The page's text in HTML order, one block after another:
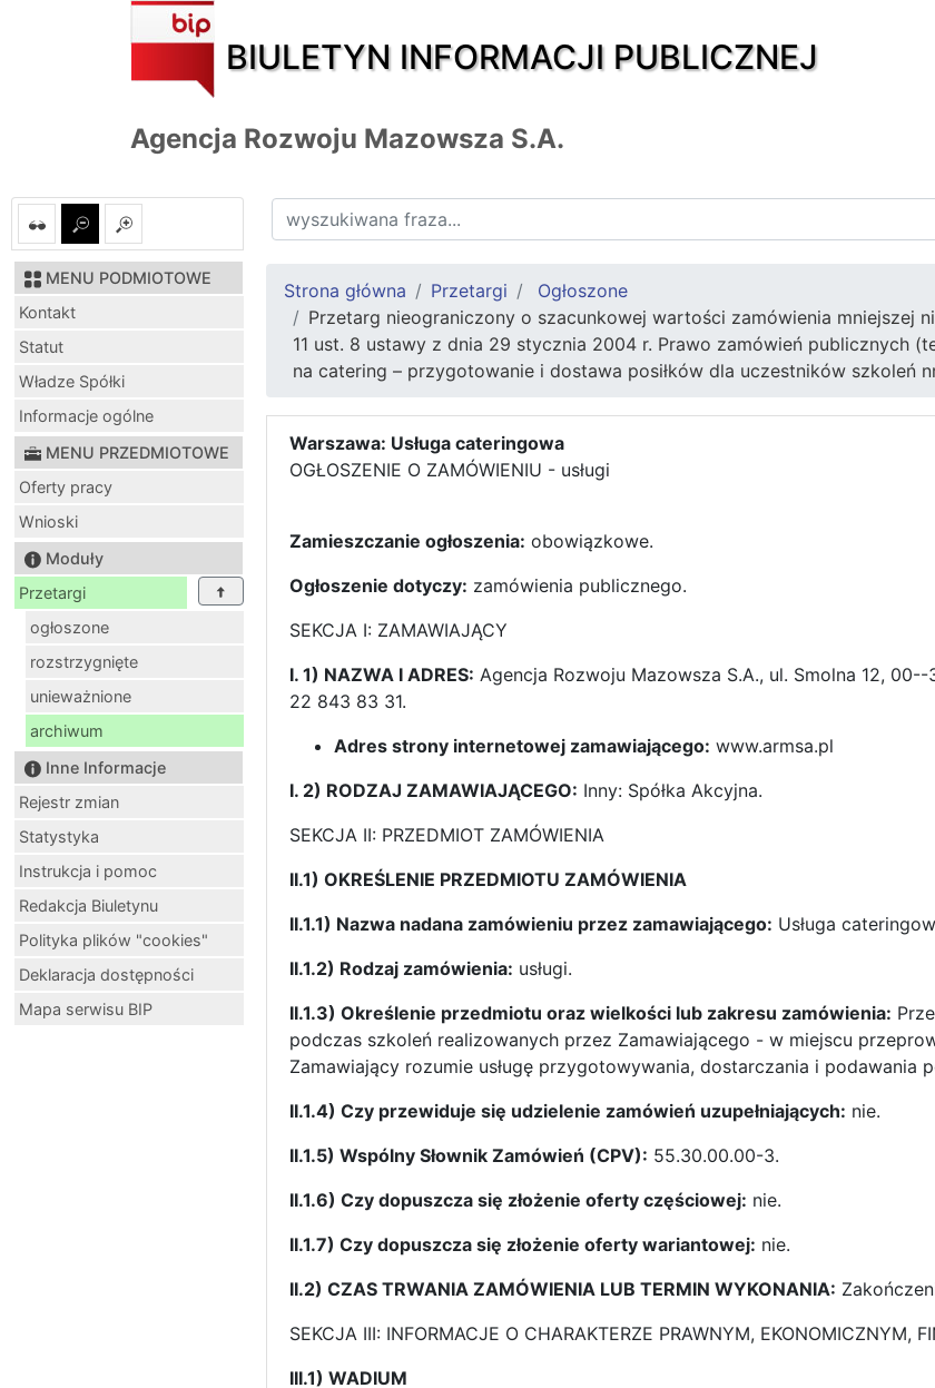
BIULETYN INFORMACJI PUBLICZNEJ
Agencja Rozwoju Mazowsza S.A.
MENU PODMIOTOWE
Kontakt
Statut
Władze Spółki
Informacje ogólne
MENU PRZEDMIOTOWE
Oferty pracy
Wnioski
Moduły
Przetargi
ogłoszone
rozstrzygnięte
unieważnione
archiwum
Inne Informacje
Rejestr zmian
Statystyka
Instrukcja i pomoc
Redakcja Biuletynu
Polityka plików "cookies"
Deklaracja dostępności
Mapa serwisu BIP
Strona główna Przetargi
Ogłoszone
Przetarg nieograniczony o szacunkowej wartości zamówienia mniejszej
11 ust. 8 ustawy z dnia 29 stycznia 2004 r. Prawo zamówień publicznych
na catering – przygotowanie i dostawa posiłków dla uczestników szkoleń
Warszawa: Usługa cateringowa
OGŁOSZENIE O ZAMÓWIENIU - usługi
Zamieszczanie ogłoszenia: obowiązkowe.
Ogłoszenie dotyczy: zamówienia publicznego.
SEKCJA I: ZAMAWIAJĄCY
I. 1) NAZWA I ADRES: Agencja Rozwoju Mazowsza S.A., ul. Smolna 12,
22 843 83 31.
Adres strony internetowej zamawiającego: www.armsa.pl
I. 2) RODZAJ ZAMAWIAJĄCEGO: Inny: Spółka Akcyjna.
SEKCJA II: PRZEDMIOT ZAMÓWIENIA
II.1) OKREŚLENIE PRZEDMIOTU ZAMÓWIENIA
II.1.1) Nazwa nadana zamówieniu przez zamawiającego: Usługa
II.1.2) Rodzaj zamówienia: usługi.
II.1.3) Określenie przedmiotu oraz wielkości lub zakresu zamówienia:
podczas szkoleń realizowanych przez Zamawiającego - w miejscu
Zamawiający rozumie usługę przygotowywania, dostarczania i podawania
II.1.4) Czy przewiduje się udzielenie zamówień uzupełniających: nie.
II.1.5) Wspólny Słownik Zamówień (CPV): 55.30.00.00-3.
II.1.6) Czy dopuszcza się złożenie oferty częściowej: nie.
II.1.7) Czy dopuszcza się złożenie oferty wariantowej: nie.
II.2) CZAS TRWANIA ZAMÓWIENIA LUB TERMIN WYKONANIA:
SEKCJA III: INFORMACJE O CHARAKTERZE PRAWNYM, EKONOMICZNYM,
III.1) WADIUM